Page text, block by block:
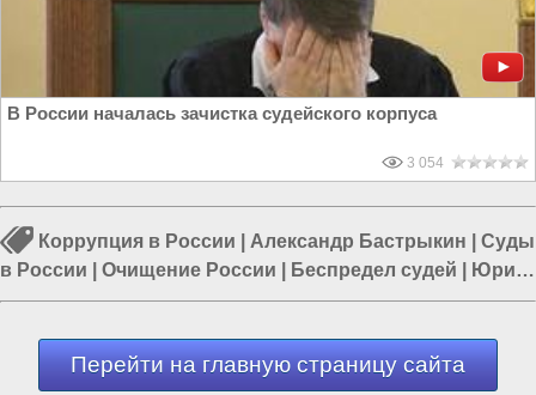
В России началась зачистка судейского корпуса
3 054
Коррупция в России Александр Бастрыкин
Суды
в России
Очищение России Беспредел судей
Юрий
Подоляка|Этническая преступность
Перейти на главную страницу сайта